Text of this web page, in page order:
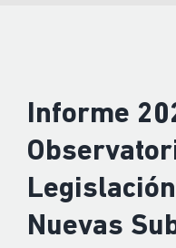
Informe
Nuevas